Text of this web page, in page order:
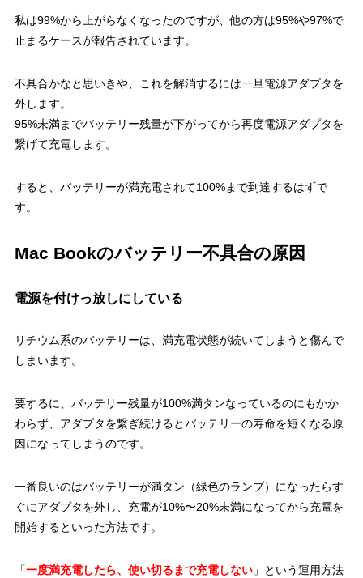
私は99%から上がらなくなったのですが、他の方は95%や97%で
止まるケースが報告されています。
不具合かなと思いきや、これを解消するには一旦電源アダプタを
外します。
95%未満までバッテリー残量が下がってから再度電源アダプタを
繋げて充電します。
すると、バッテリーが満充電されて100%まで到達するはずで
す。
Mac Bookのバッテリー不具合の原因
電源を付けっ放しにしている
リチウム系のバッテリーは、満充電状態が続いてしまうと傷んで
しまいます。
要するに、バッテリー残量が100%満タンなっているのにもかか
わらず、アダプタを繋ぎ続けるとバッテリーの寿命を短くなる原
因になってしまうのです。
一番良いのはバッテリーが満タン（緑色のランプ）になったらす
ぐにアダプタを外し、充電が10%〜20%未満になってから充電を
開始するといった方法です。
「一度満充電したら、使い切るまで充電しない」という運用方法